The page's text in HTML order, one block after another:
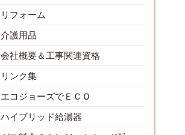
リフォーム
介護用品
会社概要＆工事関連資格
リンク集
エコジョーズでＥＣＯ
ハイブリッド給湯器